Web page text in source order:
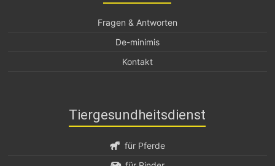
Fragen & Antworten
De-minimis
Kontakt
Tiergesundheitsdienst
für Pferde